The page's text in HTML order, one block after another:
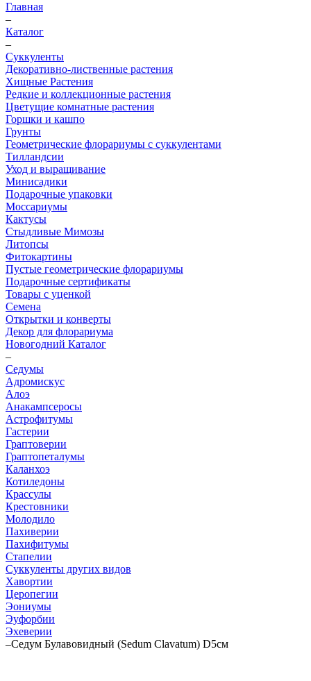
Главная
–
Каталог
–
Суккуленты
Декоративно-лиственные растения
Хищные Растения
Редкие и коллекционные растения
Цветущие комнатные растения
Горшки и кашпо
Грунты
Геометрические флорариумы с суккулентами
Тилландсии
Уход и выращивание
Минисадики
Подарочные упаковки
Моссариумы
Кактусы
Стыдливые Мимозы
Литопсы
Фитокартины
Пустые геометрические флорариумы
Подарочные сертификаты
Товары с уценкой
Семена
Открытки и конверты
Декор для флорариума
Новогодний Каталог
–
Седумы
Адромискус
Алоэ
Анакампсеросы
Астрофитумы
Гастерии
Граптоверии
Граптопеталумы
Каланхоэ
Котиледоны
Крассулы
Крестовники
Молодило
Пахиверии
Пахифитумы
Стапелии
Суккуленты других видов
Хавортии
Церопегии
Эониумы
Эуфорбии
Эхеверии
–Седум Булавовидный (Sedum Clavatum) D5см